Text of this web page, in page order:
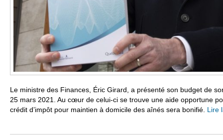
Le ministre des Finances, Éric Girard, a présenté son budget de
25 mars 2021. Au cœur de celui-ci se trouve une aide opportune
crédit d’impôt pour maintien à domicile des aînés sera bonifié. Lire